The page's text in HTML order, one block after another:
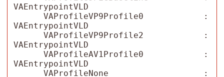
VAEntrypointVLD
VAEntrypointVLD
VAEntrypointVLD
VAEntrypointVLD